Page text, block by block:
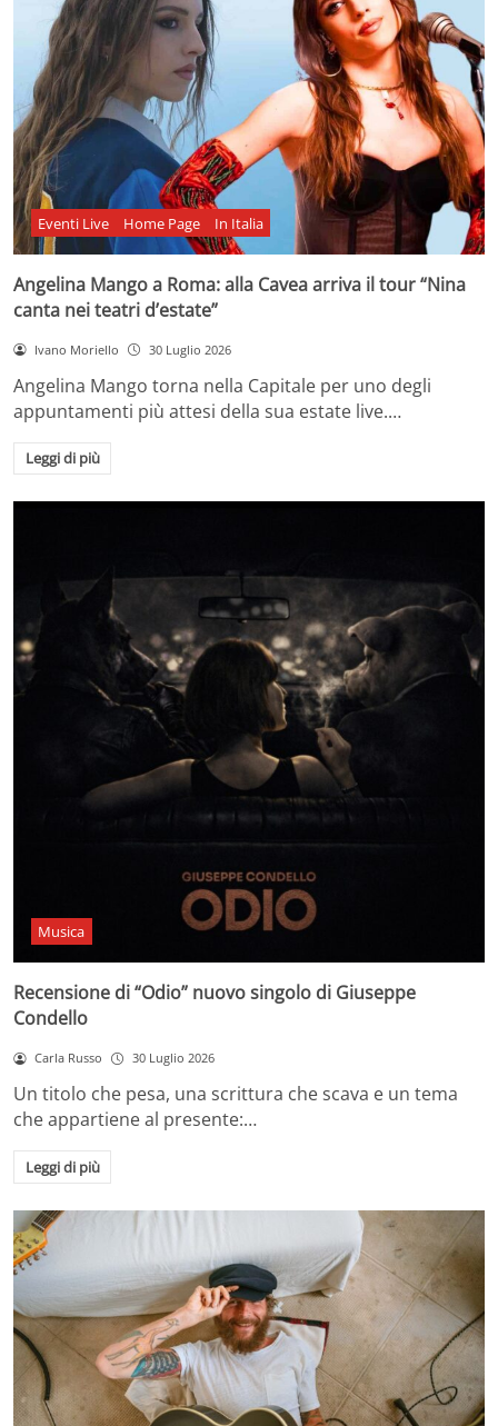
Eventi Live Home Page In Italia
Angelina Mango a Roma: alla Cavea arriva il tour “Nina
canta nei teatri d’estate”
Ivano Moriello 30 Luglio 2026
Angelina Mango torna nella Capitale per uno degli
appuntamenti più attesi della sua estate live.…
Leggi di più
Musica
Recensione di “Odio” nuovo singolo di Giuseppe
Condello
Carla Russo 30 Luglio 2026
Un titolo che pesa, una scrittura che scava e un tema
che appartiene al presente:…
Leggi di più